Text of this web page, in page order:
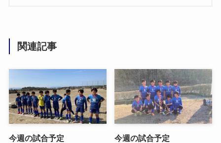
関連記事
今週の試合予定 今週の試合予定